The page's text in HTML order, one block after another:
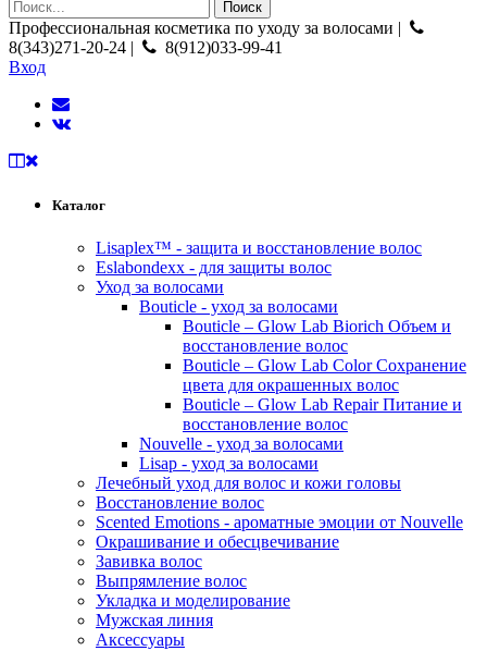
Профессиональная косметика по уходу за волосами |
8(343)271-20-24 |
8(912)033-99-41
Вход
Каталог
Lisaplex™ - защита и восстановление волос
Eslabondexx - для защиты волос
Уход за волосами
Bouticle - уход за волосами
Bouticle – Glow Lab Biorich Объем и
восстановление волос
Bouticle – Glow Lab Color Сохранение
цвета для окрашенных волос
Bouticle – Glow Lab Repair Питание и
восстановление волос
Nouvelle - уход за волосами
Lisap - уход за волосами
Лечебный уход для волос и кожи головы
Восстановление волос
Scented Emotions - ароматные эмоции от Nouvelle
Окрашивание и обесцвечивание
Завивка волос
Выпрямление волос
Укладка и моделирование
Мужская линия
Аксессуары